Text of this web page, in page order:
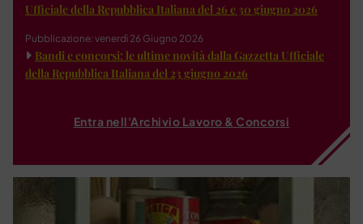
Ufficiale della Repubblica Italiana del 26 e 30 giugno 2026
Pubblicazione: venerdì 26 Giugno 2026
Bandi e concorsi: le ultime novità dalla Gazzetta Ufficiale
della Repubblica Italiana del 23 giugno 2026
Entra nell'Archivio Lavoro & Concorsi